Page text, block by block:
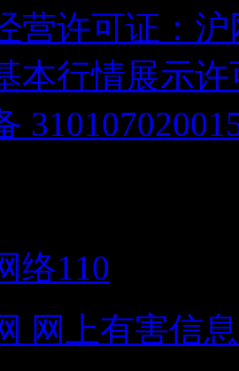
营许可证：
本行情展示许
络110
网上有害信